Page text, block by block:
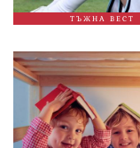
ТЪЖНА ВЕСТ